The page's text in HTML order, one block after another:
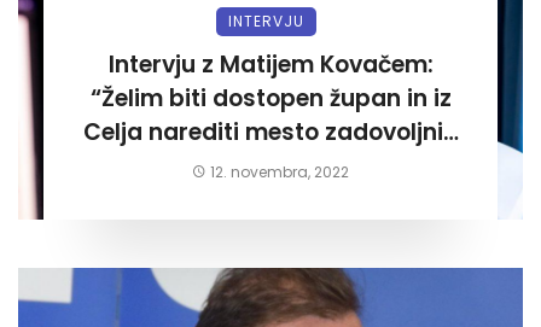
INTERVJU
Intervju z Matijem Kovačem:
“Želim biti dostopen župan in iz
Celja narediti mesto zadovoljnih
meščanov”
12. novembra, 2022